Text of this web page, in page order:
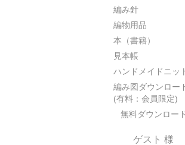
編み針
編物用品
本（書籍）
見本帳
ハンドメイドニッ
編み図ダウンロー
(有料：会員限定)
無料ダウンロー
ゲスト 様